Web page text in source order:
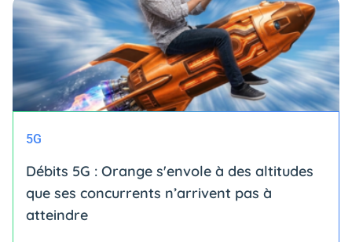
5G
Débits 5G : Orange s'envole à des altitudes
que ses concurrents n’arrivent pas à
atteindre